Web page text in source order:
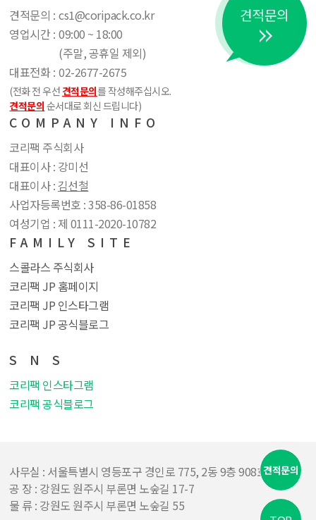
견적문의
견적문의 : cs1@coripack.co.kr
영업시간 : 09:00 ~ 18:00
(주말, 공휴일 제외)
대표전화 : 02-2677-2675
(전화 전 우선 견적문의를 작성해주십시오.
견적문의 순서대로 회신 드립니다)
COMPANY INFO
코리팩 주식회사
대표이사 : 강미선
대표이사 : 김선철
사업자등록번호 : 358​-86​-01858
여성기업 : 제 0111​-2020​-10782
FAMILY SITE
스콜라스 주식회사
코리팩 JP 홈페이지
코리팩 JP 인스타그램
코리팩 JP 공식블로그
S N S
코리팩 인스타그램
코리팩 공식블로그
견적문의
사무실 : 서울특별시 영등포구 경인로 775, 2동 9층 908호
공 장 : 강원도 원주시 부론면 노숲길 17-7
물 류 : 강원도 원주시 부론면 노숲길 55